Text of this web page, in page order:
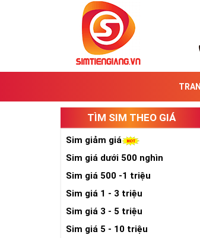
TÌM SIM THEO GIÁ
Sim giảm giá
Sim giá dưới 500 nghìn
Sim giá 500 -1 triệu
Sim giá 1 - 3 triệu
Sim giá 3 - 5 triệu
Sim giá 5 - 10 triệu